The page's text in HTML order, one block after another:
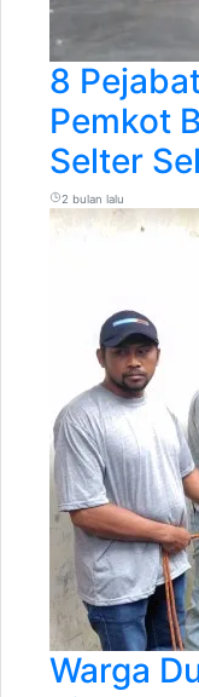
8
Pemkot
Selter
2 bulan lalu
Warga